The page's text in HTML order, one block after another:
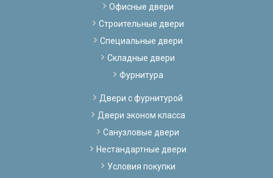
Офисные двери
Строительные двери
Специальные двери
Складные двери
Фурнитура
Двери с фурнитурой
Двери эконом класса
Санузловые двери
Нестандартные двери
Условия покупки